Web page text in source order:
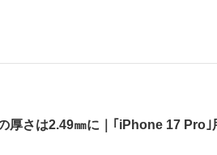
厚さは2.49㎜に｜｢iPhone 17 Pro｣